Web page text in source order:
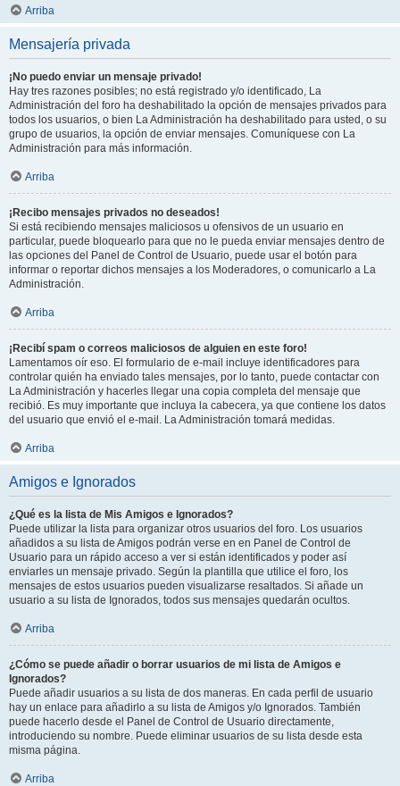
Arriba
Mensajería privada
¡No puedo enviar un mensaje privado!
Hay tres razones posibles; no está registrado y/o identificado, La
Administración del foro ha deshabilitado la opción de mensajes privados para
todos los usuarios, o bien La Administración ha deshabilitado para usted, o su
grupo de usuarios, la opción de enviar mensajes. Comuníquese con La
Administración para más información.
Arriba
¡Recibo mensajes privados no deseados!
Si está recibiendo mensajes maliciosos u ofensivos de un usuario en
particular, puede bloquearlo para que no le pueda enviar mensajes dentro de
las opciones del Panel de Control de Usuario, puede usar el botón para
informar o reportar dichos mensajes a los Moderadores, o comunicarlo a La
Administración.
Arriba
¡Recibí spam o correos maliciosos de alguien en este foro!
Lamentamos oír eso. El formulario de e-mail incluye identificadores para
controlar quién ha enviado tales mensajes, por lo tanto, puede contactar con
La Administración y hacerles llegar una copia completa del mensaje que
recibió. Es muy importante que incluya la cabecera, ya que contiene los datos
del usuario que envió el e-mail. La Administración tomará medidas.
Arriba
Amigos e Ignorados
¿Qué es la lista de Mis Amigos e Ignorados?
Puede utilizar la lista para organizar otros usuarios del foro. Los usuarios
añadidos a su lista de Amigos podrán verse en en Panel de Control de
Usuario para un rápido acceso a ver si están identificados y poder así
enviarles un mensaje privado. Según la plantilla que utilice el foro, los
mensajes de estos usuarios pueden visualizarse resaltados. Si añade un
usuario a su lista de Ignorados, todos sus mensajes quedarán ocultos.
Arriba
¿Cómo se puede añadir o borrar usuarios de mi lista de Amigos e
Ignorados?
Puede añadir usuarios a su lista de dos maneras. En cada perfil de usuario
hay un enlace para añadirlo a su lista de Amigos y/o Ignorados. También
puede hacerlo desde el Panel de Control de Usuario directamente,
introduciendo su nombre. Puede eliminar usuarios de su lista desde esta
misma página.
Arriba